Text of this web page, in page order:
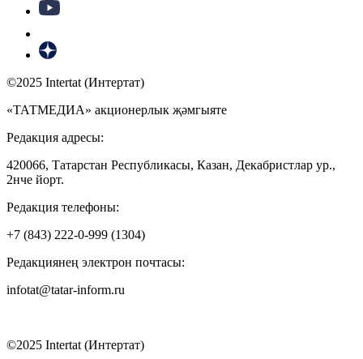
©2025 Intertat (Интертат)
«ТАТМЕДИА» акционерлык җәмгыяте
Редакция адресы:
420066, Татарстан Республикасы, Казан, Декабристлар ур.,
2нче йорт.
Редакция телефоны:
+7 (843) 222-0-999 (1304)
Редакциянең электрон почтасы:
infotat@tatar-inform.ru
©2025 Intertat (Интертат)